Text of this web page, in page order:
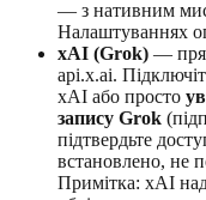
— з нативним
Налаштуваннях
xAI (Grok) —
api.x.ai.
xAI або просто
запису Grok
підтвердьте
встановлено, не
Примітка: xAI